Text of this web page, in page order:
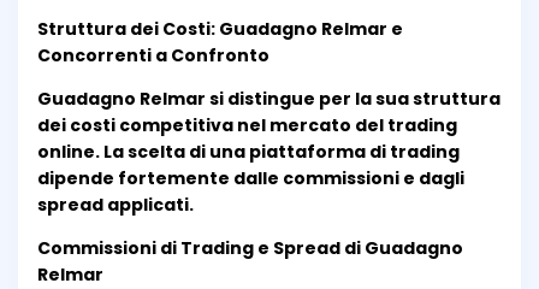
Struttura dei Costi: Guadagno Relmar e
Concorrenti a Confronto
Guadagno Relmar si distingue per la sua struttura
dei costi competitiva nel mercato del trading
online. La scelta di una piattaforma di trading
dipende fortemente dalle commissioni e dagli
spread applicati.
Commissioni di Trading e Spread di Guadagno
Relmar